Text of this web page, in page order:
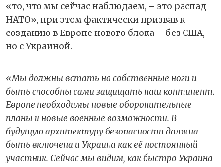
«то, что мы сейчас наблюдаем, – это распад
НАТО», при этом фактически призвав к
созданию в Европе нового блока – без США,
но с Украиной.
«Мы должны встать на собственные ноги и
быть способны сами защищать наш континент.
Европе необходимы новые оборонительные
планы и новые военные возможности. В
будущую архитектуру безопасности должна
быть включена и Украина как её постоянный
участник. Сейчас мы видим, как быстро Украина